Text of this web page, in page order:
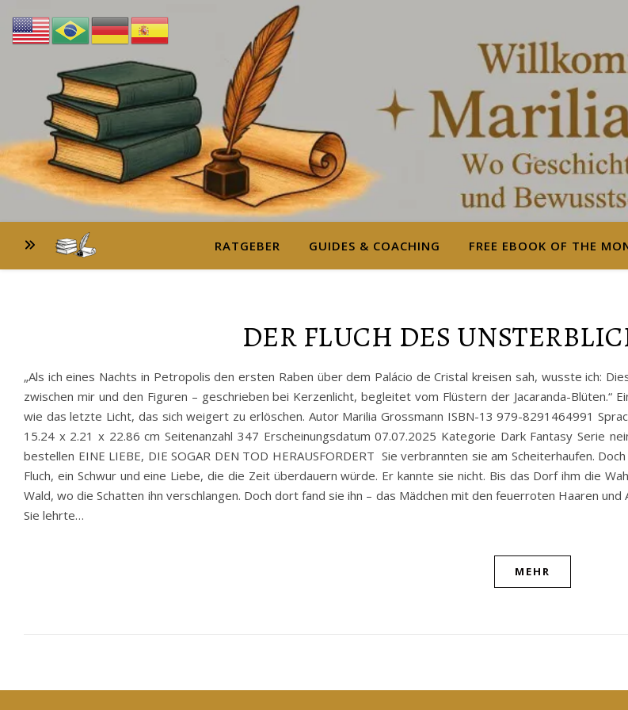
RATGEBER GUIDES & COACHING FREE EBOOK OF THE
DER FLUCH DES
„Als ich eines Nachts in Petropolis den ersten Raben über dem Palácio de Cristal kreisen sah, wusste ich:
zwischen mir und den Figuren – geschrieben bei Kerzenlicht, begleitet vom Flüstern der Jacaranda-
wie das letzte Licht, das sich weigert zu erlöschen. Autor Marilia Grossmann ISBN-13 979-8291464991
15.24 x 2.21 x 22.86 cm Seitenanzahl 347 Erscheinungsdatum 07.07.2025 Kategorie Dark Fantasy Serie
bestellen EINE LIEBE, DIE SOGAR DEN TOD HERAUSFORDERT Sie verbrannten sie am Scheiterhaufen.
Fluch, ein Schwur und eine Liebe, die die Zeit überdauern würde. Er kannte sie nicht. Bis das Dorf ihm die
Wald, wo die Schatten ihn verschlangen. Doch dort fand sie ihn – das Mädchen mit den feuerroten Haaren
Sie lehrte…
MEHR